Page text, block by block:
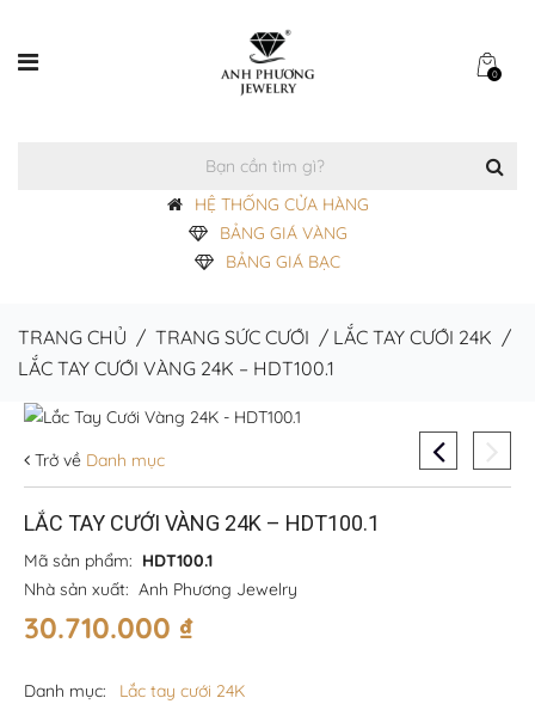
0
HỆ THỐNG CỬA HÀNG
BẢNG GIÁ VÀNG
BẢNG GIÁ BẠC
TRANG CHỦ / TRANG SỨC CƯỚI / LẮC TAY CƯỚI 24K /
LẮC TAY CƯỚI VÀNG 24K – HDT100.1
Trở về Danh mục
LẮC TAY CƯỚI VÀNG 24K – HDT100.1
Mã sản phẩm: HDT100.1
Nhà sản xuất: Anh Phương Jewelry
30.710.000 ₫
Danh mục:
Lắc tay cưới 24K